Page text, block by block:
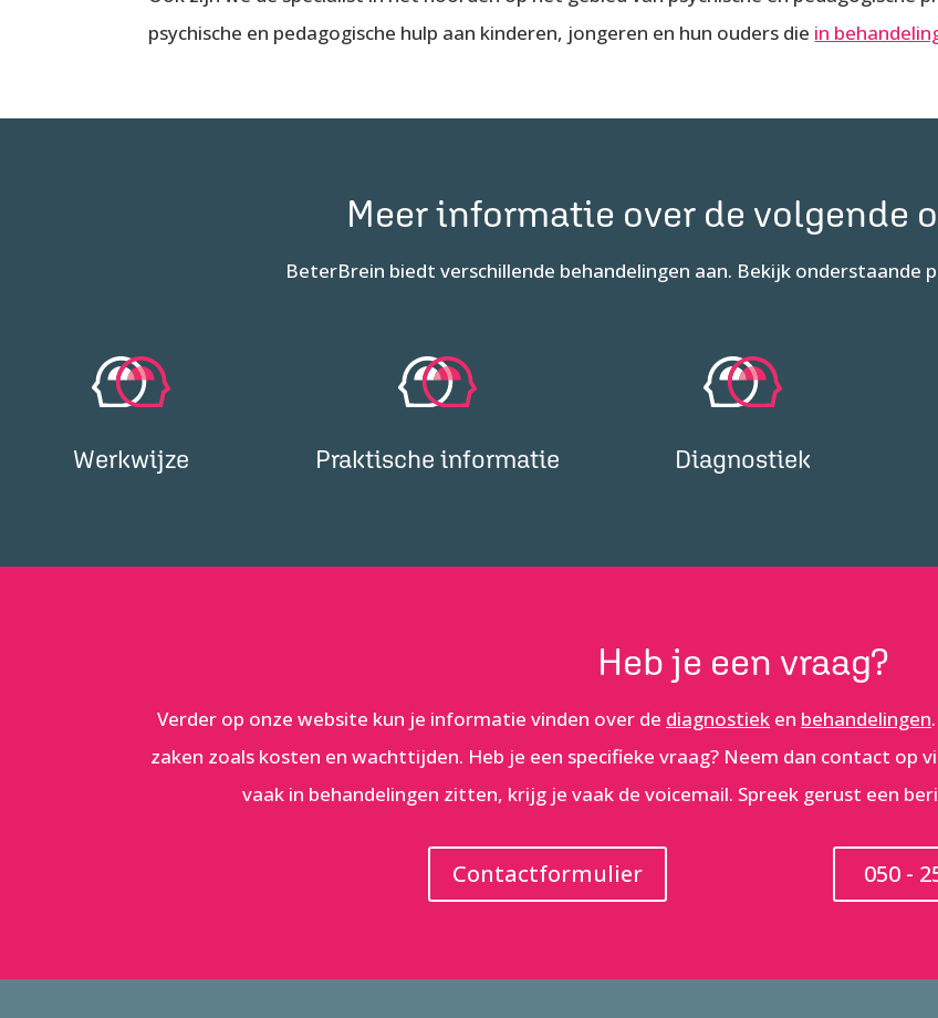
psychische en pedagogische hulp aan kinderen, jongeren en hun ouders die in
Meer informatie over de volgende
BeterBrein biedt verschillende behandelingen aan. Bekijk onderstaande
Werkwijze Praktische informatie Diagnostiek
Heb je een vraag?
Verder op onze website kun je informatie vinden over de diagnostiek en behandelingen
zaken zoals kosten en wachttijden. Heb je een specifieke vraag? Neem dan contact
vaak in behandelingen zitten, krijg je vaak de voicemail. Spreek gerust een
Contactformulier 050 -